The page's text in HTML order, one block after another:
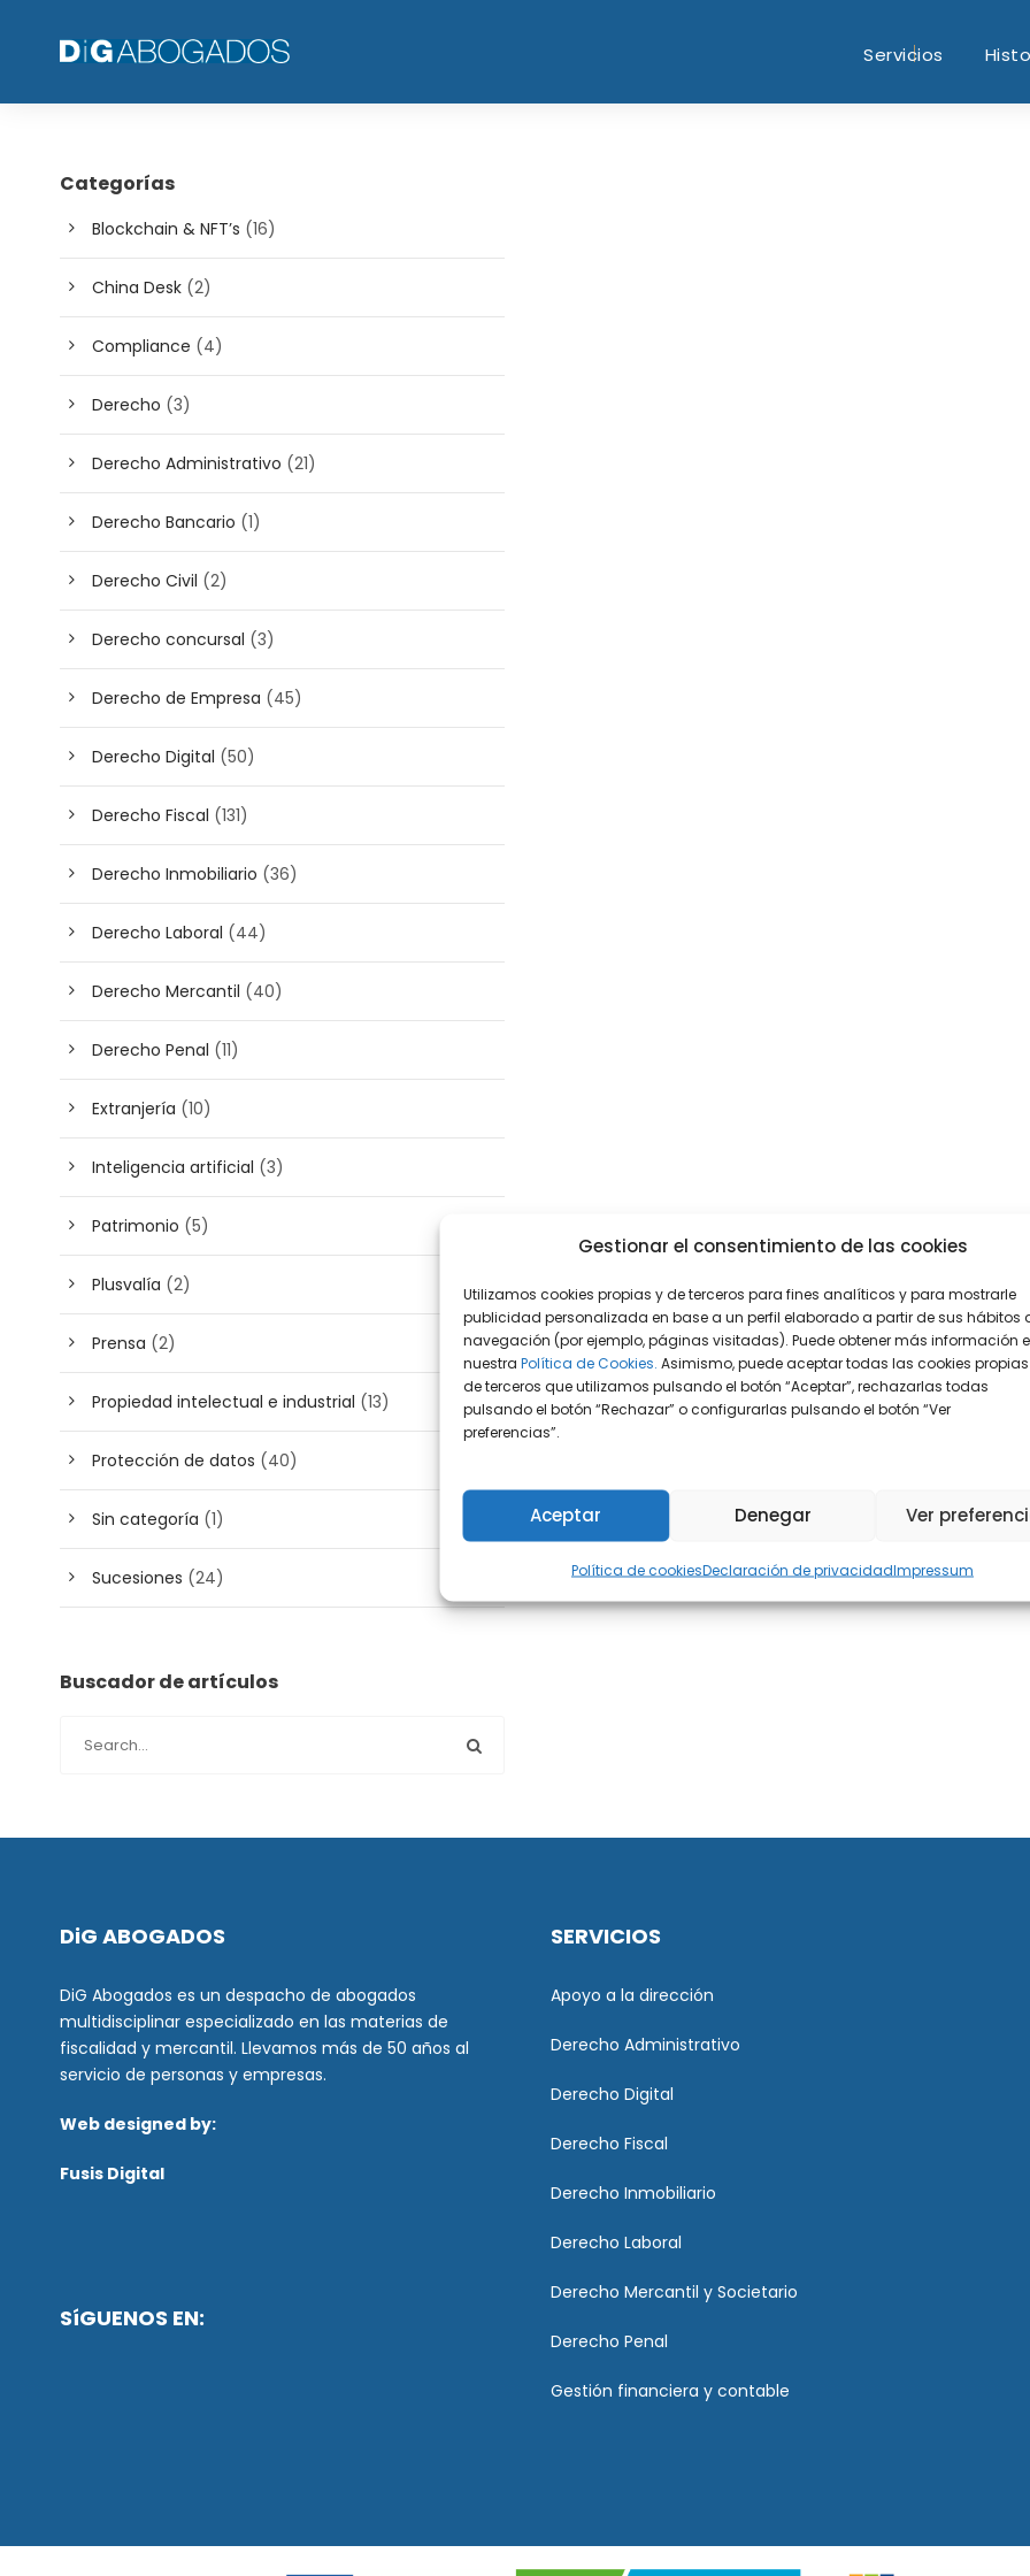
Gestionar el consentimiento de las cookies
Utilizamos cookies propias y de terceros para fines analíticos y para mostrarle
publicidad personalizada en base a un perfil elaborado a partir de sus hábitos
navegación (por ejemplo, páginas visitadas). Puede obtener más información
nuestra Política de Cookies. Asimismo, puede aceptar todas las cookies
de terceros que utilizamos pulsando el botón “Aceptar”, rechazarlas todas
pulsando el botón “Rechazar” o configurarlas pulsando el botón “Ver
preferencias”.
Aceptar Denegar Ver
Política de cookiesDeclaración de privacidadImpressum
Servicios
Categorías
Blockchain & NFT’s (16)
China Desk (2)
Compliance (4)
Derecho (3)
Derecho Administrativo (21)
Derecho Bancario (1)
Derecho Civil (2)
Derecho concursal (3)
Derecho de Empresa (45)
Derecho Digital (50)
Derecho Fiscal (131)
Derecho Inmobiliario (36)
Derecho Laboral (44)
Derecho Mercantil (40)
Derecho Penal (11)
Extranjería (10)
Inteligencia artificial (3)
Patrimonio (5)
Plusvalía (2)
Prensa (2)
Propiedad intelectual e industrial (13)
Protección de datos (40)
Sin categoría (1)
Sucesiones (24)
Buscador de artículos
DiG ABOGADOS
DiG Abogados es un despacho de abogados
multidisciplinar especializado en las materias de
fiscalidad y mercantil. Llevamos más de 50 años al
servicio de personas y empresas.
Web designed by:
Fusis Digital
SíGUENOS EN:
SERVICIOS
Apoyo a la dirección
Derecho Administrativo
Derecho Digital
Derecho Fiscal
Derecho Inmobiliario
Derecho Laboral
Derecho Mercantil y Societario
Derecho Penal
Gestión financiera y contable